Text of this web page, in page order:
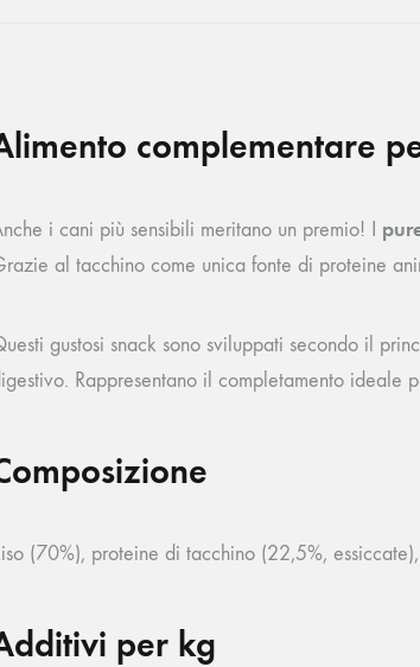
complementare
i cani più sensibili meritano un premio! I
al tacchino come unica fonte di proteine
gustosi snack sono sviluppati secondo il
Rappresentano il completamento ideale
(70%), proteine di tacchino (22,5%,
per kg